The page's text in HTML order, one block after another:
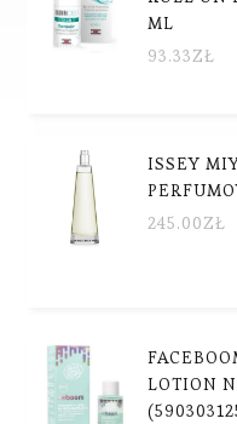
ML
93.33ZŁ
ISSEY
245.00ZŁ
LOTION